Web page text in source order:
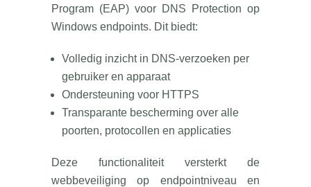
Program (EAP) voor DNS Protection op
Windows endpoints. Dit biedt:
Volledig inzicht in DNS-verzoeken per
gebruiker en apparaat
Ondersteuning voor HTTPS
Transparante bescherming over alle
poorten, protocollen en applicaties
Deze functionaliteit versterkt de
webbeveiliging op endpointniveau en